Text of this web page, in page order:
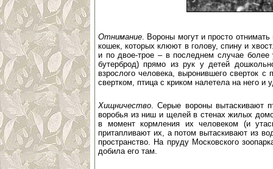
Отнимание. Вороны могут и просто
кошек, которых клюют в голову, спину и
и по двое-трое – в последнем случае
бутерброд) прямо из рук у детей
взрослого человека, выронившего сверток
свертком, птица с криком налетела на него и
Хищничество. Серые вороны вытаскивают
воробья из ниш и щелей в стенах жилых
в момент кормления их человеком (и
притапливают их, а потом вытаскивают из
пространство. На пруду Московского
добила его там.